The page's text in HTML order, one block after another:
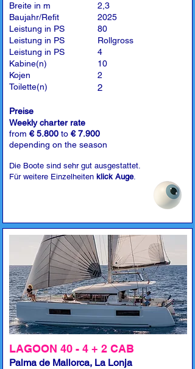
Breite in m
Baujahr/Refit
Leistung in PS
Leistung in PS
Leistung in PS
Kabine(n)
Kojen
Toilette(n)
2,3
2025
80
Rollgross
4
10
2
2
Preise
Weekly charter rate
from € 5.800 to € 7.900
depending on the season
Die Boote sind sehr gut ausgestattet.
Für weitere Einzelheiten klick Auge.
LAGOON 40 - 4 + 2 CAB
Palma de Mallorca, La Lonja